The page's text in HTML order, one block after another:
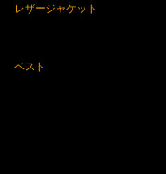
レザージャケット
ベスト